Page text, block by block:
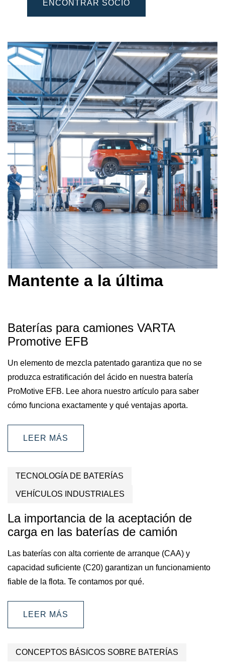
ENCONTRAR SOCIO
Mantente a la última
Baterías para camiones VARTA
Promotive EFB
Un elemento de mezcla patentado garantiza que no se
produzca estratificación del ácido en nuestra batería
ProMotive EFB. Lee ahora nuestro artículo para saber
cómo funciona exactamente y qué ventajas aporta.
LEER MÁS
TECNOLOGÍA DE BATERÍAS
VEHÍCULOS INDUSTRIALES
La importancia de la aceptación de
carga en las baterías de camión
Las baterías con alta corriente de arranque (CAA) y
capacidad suficiente (C20) garantizan un funcionamiento
fiable de la flota. Te contamos por qué.
LEER MÁS
CONCEPTOS BÁSICOS SOBRE BATERÍAS